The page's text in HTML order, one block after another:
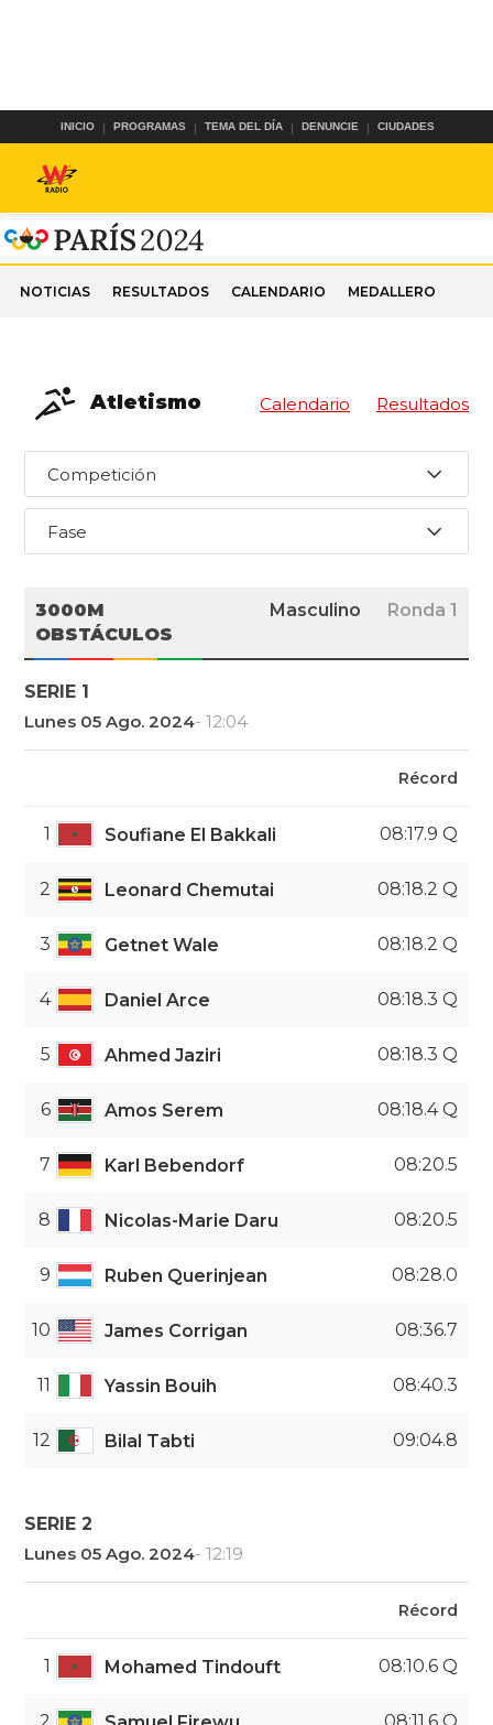
INICIO PROGRAMAS TEMA DEL DÍA DENUNCIE CIUDADES
NOTICIAS RESULTADOS CALENDARIO MEDALLERO
Atletismo Calendario Resultados
Competición
Fase
3000M
OBSTÁCULOS
Masculino Ronda 1
SERIE 1
Lunes 05 Ago. 2024- 12:04
Récord
1 Soufiane El Bakkali 08:17.9 Q
2 Leonard Chemutai 08:18.2 Q
3 Getnet Wale 08:18.2 Q
4 Daniel Arce 08:18.3 Q
5 Ahmed Jaziri 08:18.3 Q
6 Amos Serem 08:18.4 Q
7 Karl Bebendorf 08:20.5
8 Nicolas-Marie Daru 08:20.5
9 Ruben Querinjean 08:28.0
10 James Corrigan 08:36.7
11 Yassin Bouih 08:40.3
12 Bilal Tabti 09:04.8
SERIE 2
Lunes 05 Ago. 2024- 12:19
Récord
1 Mohamed Tindouft 08:10.6 Q